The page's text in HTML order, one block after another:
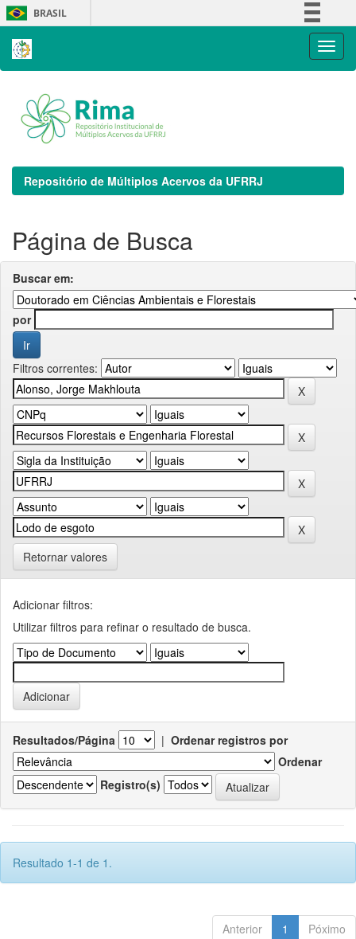
Skip
navigation
BRASIL
Repositório de Múltiplos Acervos da UFRRJ
Página de Busca
Buscar em:
por
Filtros correntes:
Retornar valores
Adicionar filtros:
Utilizar filtros para refinar o resultado de busca.
Resultados/Página | Ordenar registros por
Ordenar
Registro(s)
Resultado 1-1 de 1.
Anterior 1 Póximo